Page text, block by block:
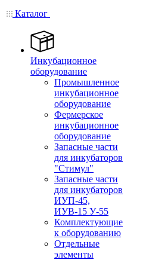
Каталог
Инкубационное
оборудование
Промышленное
инкубационное
оборудование
Фермерское
инкубационное
оборудование
Запасные части
для инкубаторов
"Стимул"
Запасные части
для инкубаторов
ИУП-45,
ИУВ-15 У-55
Комплектующие
к оборудованию
Отдельные
элементы